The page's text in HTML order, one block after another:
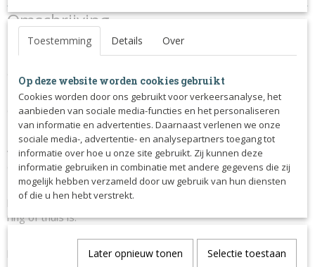
Productcode
1276-11375
Omschrijving
Dit springdekje is de perfecte match voor de Wither Relief
Memory Foam onderlegger en bevat het carbon inzetstuk op
de schoft voor een optimale luchtstroom.
Daarnaast zorgt de hoog uitgesneden schoft er voor dat
deze vrij ligt.
Het dekje is ook voorzien van de kenmerkende bamboe
voering, met extreem ademend vermogen en antibacteriële
eigenschappen.
De ultrazachte binding, het sierkoord en de metalen LeMieux-
badge maken dit een echt statement zadeldek, of het nu in de
ring of thuis is.
Deze dekjes zijn perfect om je eigen logo op te laten
Toestemming Details Over
Op deze website worden cookies gebruikt
Cookies worden door ons gebruikt voor verkeersanalyse, het
aanbieden van sociale media-functies en het personaliseren
van informatie en advertenties. Daarnaast verlenen we onze
sociale media-, advertentie- en analysepartners toegang tot
informatie over hoe u onze site gebruikt. Zij kunnen deze
informatie gebruiken in combinatie met andere gegevens die zij
mogelijk hebben verzameld door uw gebruik van hun diensten
of die u hen hebt verstrekt.
Later opnieuw tonen Selectie toestaan